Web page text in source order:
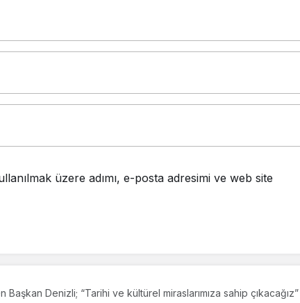
üzere adımı, e-posta adresimi ve web site
Başkan Denizli; “Tarihi ve kültürel miraslarımıza sahip çıkacağız”